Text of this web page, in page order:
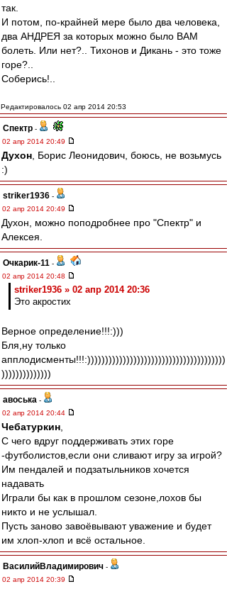
так.
И потом, по-крайней мере было два человека,
два АНДРЕЯ за которых можно было ВАМ
болеть. Или нет?.. Тихонов и Дикань - это тоже
горе?..
Соберись!..
Редактировалось 02 апр 2014 20:53
Спектр -
02 апр 2014 20:49
Духон , Борис Леонидович, боюсь, не возьмусь
:)
striker1936 -
02 апр 2014 20:49
Духон, можно поподробнее про "Спектр" и
Алексея.
Очкарик-11 -
02 апр 2014 20:48
striker1936 » 02 апр 2014 20:36
Это акростих
Верное определение!!!:)))
Бля,ну только
апплодисменты!!!:)))))))))))))))))))))))))))))))))))))))
))))))))))))))
авоська -
02 апр 2014 20:44
Чебатуркин
С чего вдруг поддерживать этих горе
-футболистов,если они сливают игру за игрой?
Им пендалей и подзатыльников хочется
надавать
Играли бы как в прошлом сезоне,лохов бы
никто и не услышал.
Пусть заново завоёвывают уважение и будет
им хлоп-хлоп и всё остальное.
ВасилийВладимирович -
02 апр 2014 20:39